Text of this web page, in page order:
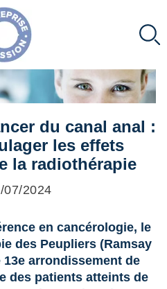
du canal anal :
les effets
la radiothérapie
07/2024
en cancérologie, le
des Peupliers (Ramsay
arrondissement de
des patients atteints de